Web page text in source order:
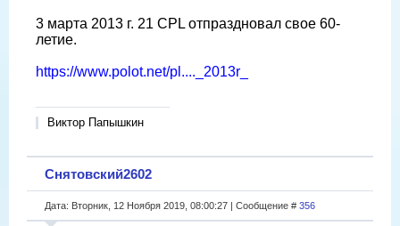
3 марта 2013 г. 21 CPL отпраздновал свое 60-
летие.
https://www.polot.net/pl...._2013r_
Виктор Папышкин
Снятовский2602
Дата: Вторник, 12 Ноября 2019, 08:00:27 | Сообщение # 356